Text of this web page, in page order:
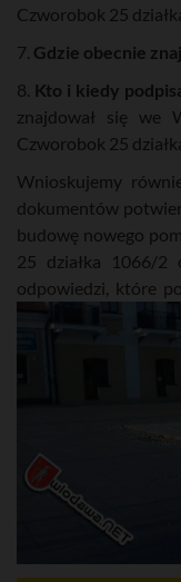
Czworobok 25
7. Gdzie obecnie
8. Kto i kiedy
znajdował się we
Czworobok 25
Wnioskujemy
dokumentów
budowę nowego
25 działka 1066/
odpowiedzi, które